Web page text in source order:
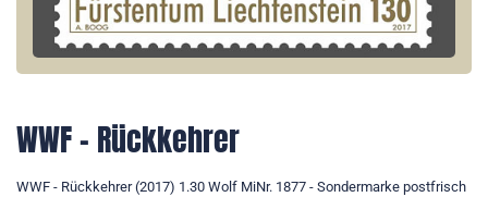
WWF - Rückkehrer
WWF - Rückkehrer (2017) 1.30 Wolf MiNr. 1877 - Sondermarke postfrisch